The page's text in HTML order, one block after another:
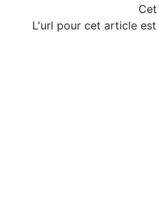
L'url pour cet article est